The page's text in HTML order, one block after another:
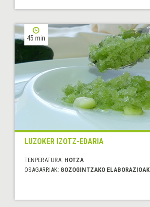
45 min
LUZOKER IZOTZ-EDARIA
TENPERATURA: HOTZA
OSAGARRIAK: GOZOGINTZAKO ELABORAZIOAK